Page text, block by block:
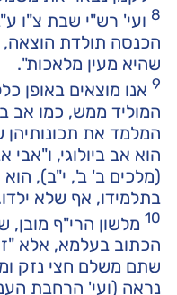
8 ועי' רש"י שבת צ"ו
הכנסה תולדת
שהיא מעין מלאכות".
9אנו מוצאים באופן
המוליד ממש, כמו אב
המלמד את תכונותיהן
הוא אב ביולוגי,
(מלכים ב' ב', י"ב),
בתלמידו, אף שלא
10 מלשון הרי"ף מובן,
הכתוב בעלמא, אלא
שתם משלם חצי נזק
נראה (ועי' הרחבת